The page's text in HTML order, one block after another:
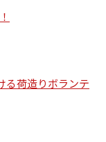
る荷造りボランテ